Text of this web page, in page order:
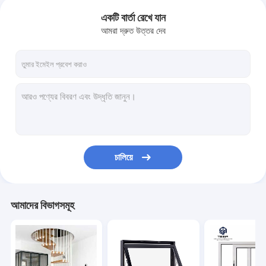
একটি বার্তা রেখে যান
আমরা দ্রুত উত্তর দেব
চালিয়ে
আমাদের বিভাগসমূহ